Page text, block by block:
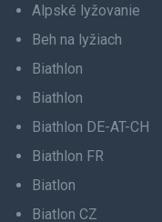
Alpské lyžovanie
Beh na lyžiach
Biathlon
Biathlon
Biathlon DE-AT-CH
Biathlon FR
Biatlon
Biatlon CZ